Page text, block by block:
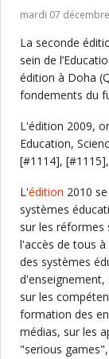
mardi 07
La seconde
sein de
édition à Doha
fondements du
L'édition 2009,
Education,
[#1114],
L'édition 2010
systèmes
sur les réformes
l'accès de tous
des systèmes
sur les
formation des
médias, sur les
"serious